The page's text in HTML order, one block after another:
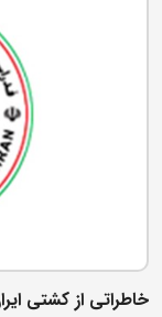
خاطراتی از کشتی